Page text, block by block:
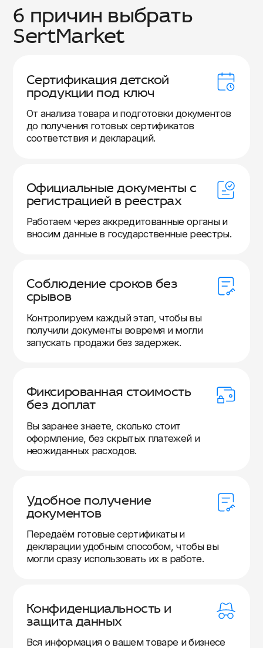
6 причин выбрать
SertMarket
Сертификация детской
продукции под ключ
От анализа товара и подготовки документов
до получения готовых сертификатов
соответствия и деклараций.
Официальные документы с
регистрацией в реестрах
Работаем через аккредитованные органы и
вносим данные в государственные реестры.
Соблюдение сроков без
срывов
Контролируем каждый этап, чтобы вы
получили документы вовремя и могли
запускать продажи без задержек.
Фиксированная стоимость
без доплат
Вы заранее знаете, сколько стоит
оформление, без скрытых платежей и
неожиданных расходов.
Удобное получение
документов
Передаём готовые сертификаты и
декларации удобным способом, чтобы вы
могли сразу использовать их в работе.
Конфиденциальность и
защита данных
Вся информация о вашем товаре и бизнесе